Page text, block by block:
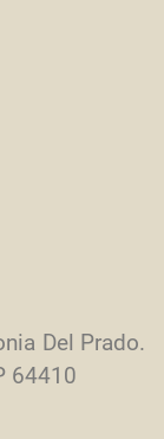
Del Prado.
64410